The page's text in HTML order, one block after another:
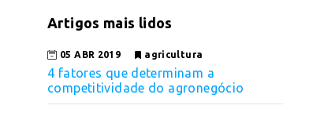
Artigos mais lidos
05 ABR 2019 agricultura
4 fatores que determinam a
competitividade do agronegócio